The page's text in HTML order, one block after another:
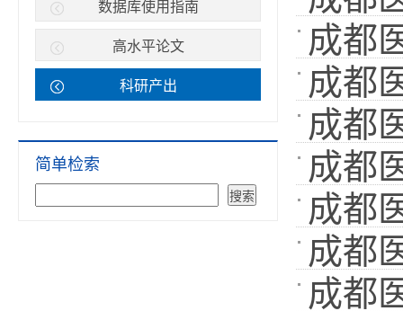
数据库使用指南
高水平论文
科研产出
简单检索
数:52]
成都
数:42]
成都
数:112]
成都
数:49]
成都
统未
成都
数:114]
成都
数:95]
成都